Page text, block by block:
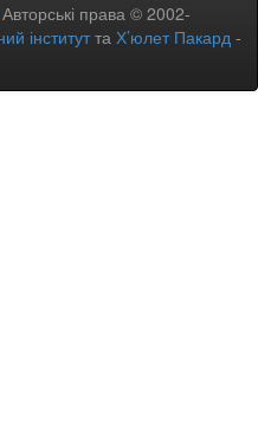
Авторські права © 2002-
інститутта Х’юлет Пакард -